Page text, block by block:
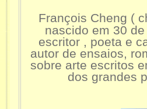
François Cheng (
nascido em 30
escritor , poeta e
autor de ensaios,
sobre arte escritos
dos grandes